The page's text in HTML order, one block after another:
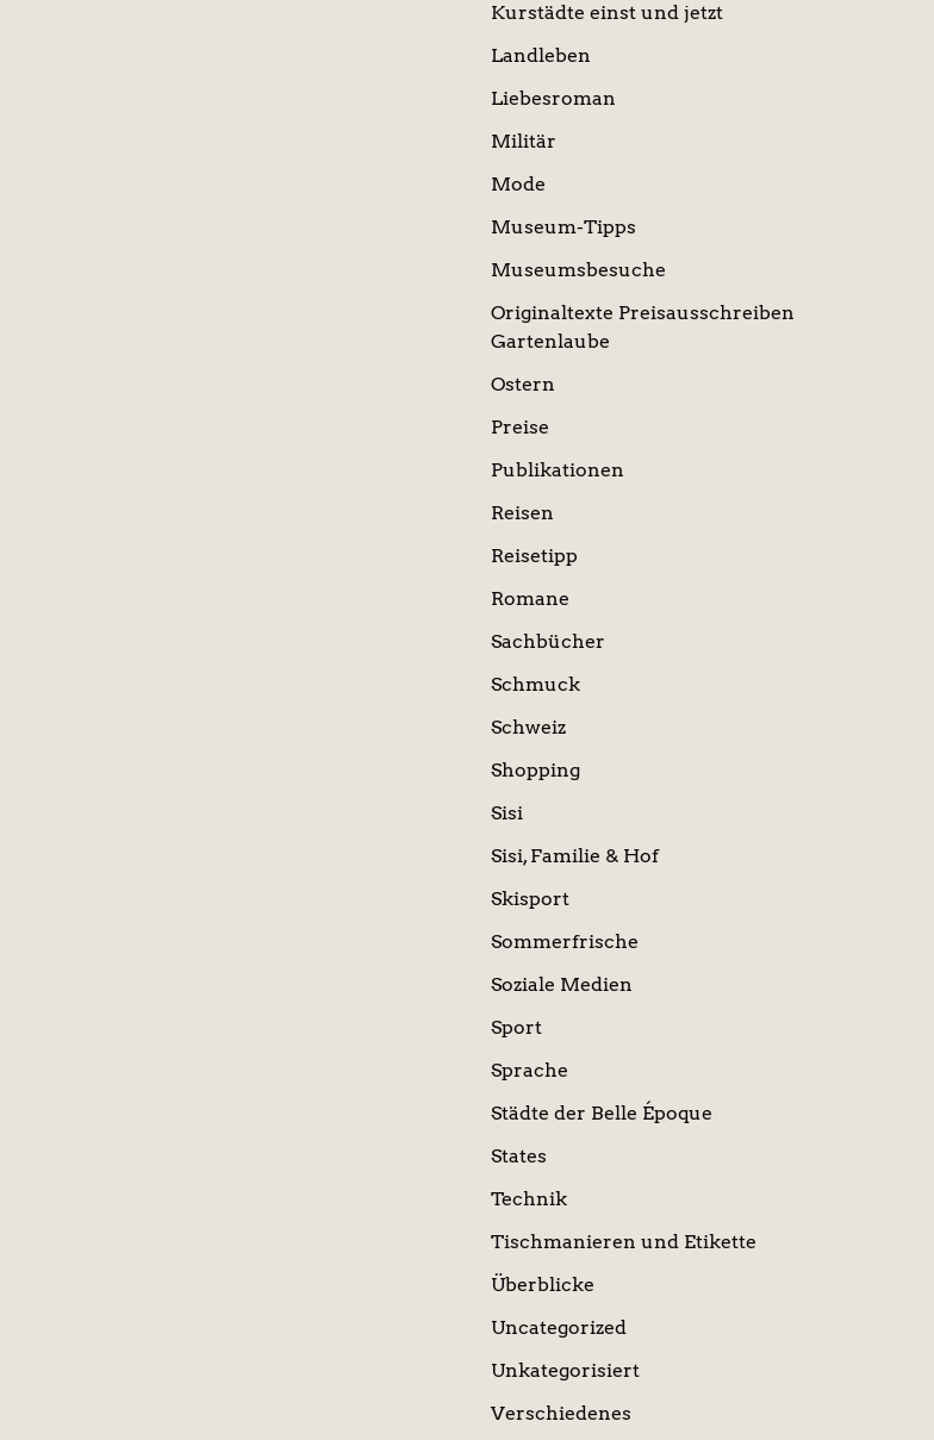
Kurstädte einst und jetzt
Landleben
Liebesroman
Militär
Mode
Museum-Tipps
Museumsbesuche
Originaltexte Preisausschreiben
Gartenlaube
Ostern
Preise
Publikationen
Reisen
Reisetipp
Romane
Sachbücher
Schmuck
Schweiz
Shopping
Sisi
Sisi, Familie & Hof
Skisport
Sommerfrische
Soziale Medien
Sport
Sprache
Städte der Belle Époque
States
Technik
Tischmanieren und Etikette
Überblicke
Uncategorized
Unkategorisiert
Verschiedenes